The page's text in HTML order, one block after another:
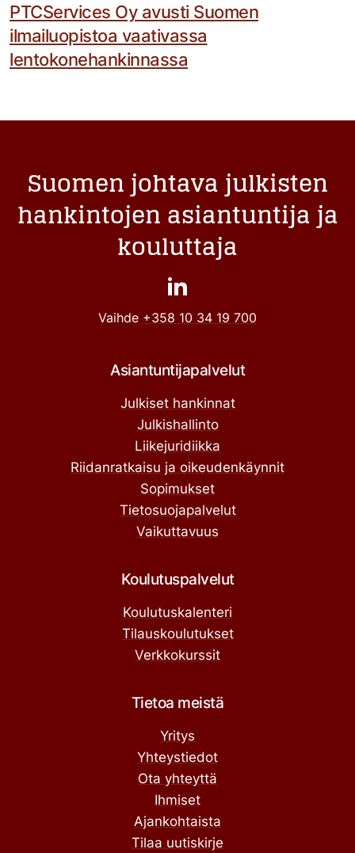
PTCServices Oy avusti Suomen
ilmailuopistoa vaativassa
lentokonehankinnassa
Suomen johtava julkisten
hankintojen asiantuntija ja
kouluttaja
Vaihde +358 10 34 19 700
Asiantuntijapalvelut
Julkiset hankinnat
Julkishallinto
Liikejuridiikka
Riidanratkaisu ja oikeudenkäynnit
Sopimukset
Tietosuojapalvelut
Vaikuttavuus
Koulutuspalvelut
Koulutuskalenteri
Tilauskoulutukset
Verkkokurssit
Tietoa meistä
Yritys
Yhteystiedot
Ota yhteyttä
Ihmiset
Ajankohtaista
Tilaa uutiskirje